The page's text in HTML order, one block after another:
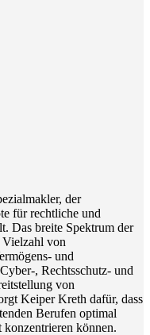
der
für rechtliche und
Das breite Spektrum der
Vielzahl von
und
, Rechtsschutz- und
von
Keiper Kreth dafür, dass
Berufen optimal
können.